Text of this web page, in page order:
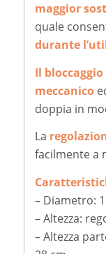
maggior
quale
durante
Il bloccaggio
meccanico
doppia in
La
facilmente a
– Diametro:
– Altezza:
– Altezza